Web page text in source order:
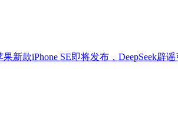
果新款iPhone SE即将发布，DeepSeek辟